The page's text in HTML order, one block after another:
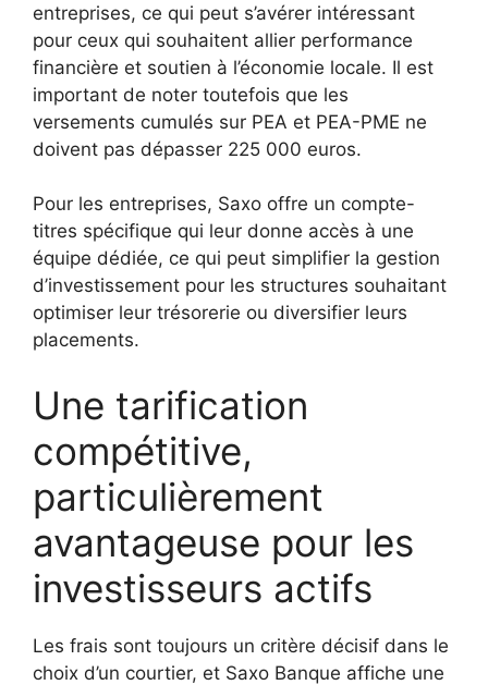
entreprises, ce qui peut s’avérer intéressant
pour ceux qui souhaitent allier performance
financière et soutien à l’économie locale. Il est
important de noter toutefois que les
versements cumulés sur PEA et PEA-PME ne
doivent pas dépasser 225 000 euros.
Pour les entreprises, Saxo offre un compte-
titres spécifique qui leur donne accès à une
équipe dédiée, ce qui peut simplifier la gestion
d’investissement pour les structures souhaitant
optimiser leur trésorerie ou diversifier leurs
placements.
Une tarification
compétitive,
particulièrement
avantageuse pour les
investisseurs actifs
Les frais sont toujours un critère décisif dans le
choix d’un courtier, et Saxo Banque affiche une